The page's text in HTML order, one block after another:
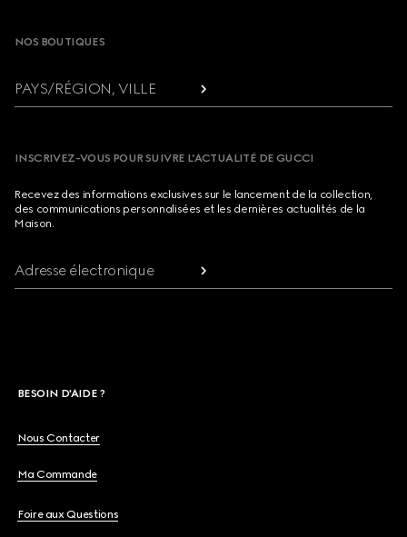
NOS BOUTIQUES
PAYS/RÉGION, VILLE
INSCRIVEZ-VOUS POUR SUIVRE L’ACTUALITÉ DE GUCCI
Recevez des informations exclusives sur le lancement de la collection,
des communications personnalisées et les dernières actualités de la
Maison.
Adresse électronique
BESOIN D'AIDE ?
Nous Contacter
Ma Commande
Foire aux Questions